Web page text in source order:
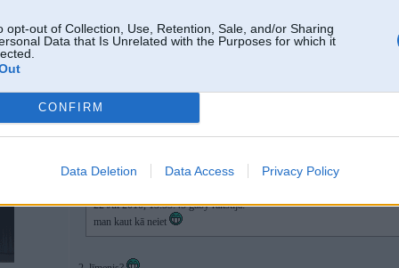
opt-out of Collection, Use, Retention, Sale, and/or Sharing
Data that Is Unrelated with the Purposes for which it
CONFIRM
Data Deletion Data Access Privacy Policy
22 Jul 2010, 13:55:45 gaby rakstīja:
man kaut kā neiet